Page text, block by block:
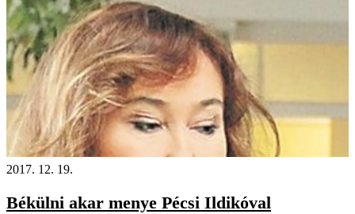
2017. 12. 19.
Békülni akar menye Pécsi Ildikóval